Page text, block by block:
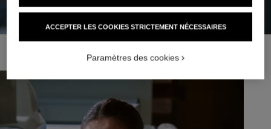
ACCEPTER LES COOKIES STRICTEMENT NÉCESSAIRES
Paramètres des cookies